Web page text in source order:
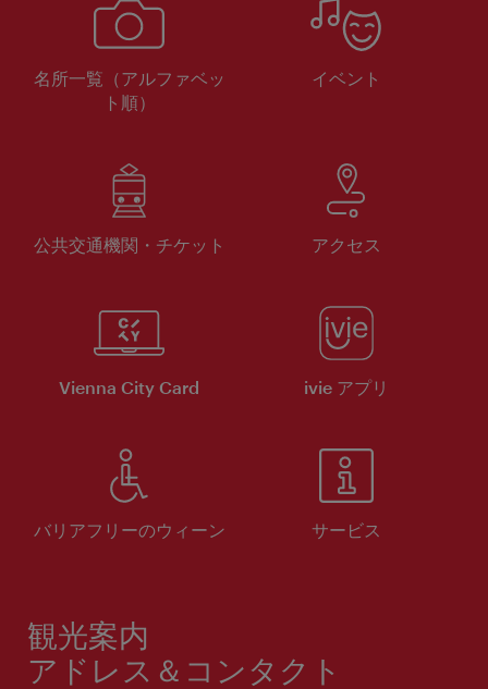
名所一覧（アルファベッ
ト順）
イベント
公共交通機関・チケット アクセス
Vienna City Card ivie アプリ
バリアフリーのウィーン サービス
観光案内
アドレス＆コンタクト